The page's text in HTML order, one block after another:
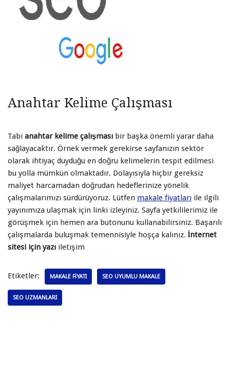
Anahtar Kelime Çalışması
Tabi anahtar kelime çalışması bir başka önemli yarar daha
sağlayacaktır. Örnek vermek gerekirse sayfanızın sektör
olarak ihtiyaç duyduğu en doğru kelimelerin tespit edilmesi
bu yolla mümkün olmaktadır. Dolayısıyla hiçbir gereksiz
maliyet harcamadan doğrudan hedeflerinize yönelik
çalışmalarımızı sürdürüyoruz. Lütfen makale fiyatları ile ilgili
yayınımıza ulaşmak için linki izleyiniz. Sayfa yetkililerimiz ile
görüşmek için hemen ara butonunu kullanabilirsiniz. Başarılı
çalışmalarda buluşmak temennisiyle hoşça kalınız. İnternet
sitesi için yazı iletişim
Etiketler: MAKALE FIYATI SEO UYUMLU MAKALE
SEO UZMANLARI